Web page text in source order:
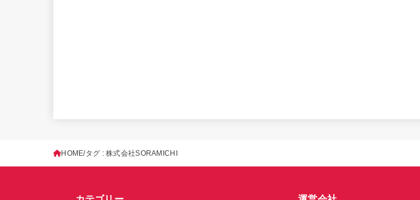
HOME タグ : 株式会社SORAMICHI